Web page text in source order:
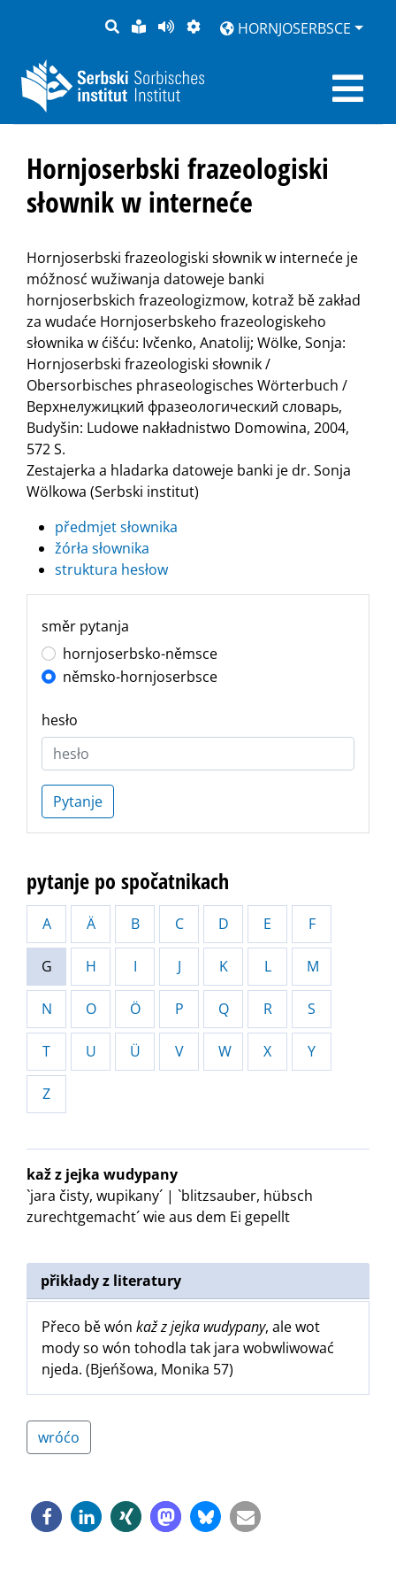
PYTANJE
LOCHKA
RĚČ
STRONU
PŘEDČITAĆ
ZWOBRAZNJENJE
HORNJOSERBSCE
Hornjoserbski frazeologiski
słownik w interneće
Hornjoserbski frazeologiski słownik w interneće je
móžnosć wužiwanja datoweje banki
hornjoserbskich frazeologizmow, kotraž bě zakład
za wudaće Hornjoserbskeho frazeologiskeho
słownika w ćišću: Ivčenko, Anatolij; Wölke, Sonja:
Hornjoserbski frazeologiski słownik /
Obersorbisches phraseologisches Wörterbuch /
Верхнелужицкий фразеологический словарь,
Budyšin: Ludowe nakładnistwo Domowina, 2004,
572 S.
Zestajerka a hladarka datoweje banki je dr. Sonja
Wölkowa (Serbski institut)
předmjet słownika
žórła słownika
struktura hesłow
směr pytanja
hornjoserbsko-němsce
němsko-hornjoserbsce
hesło
Pytanje
pytanje po spočatnikach
A Ä B C D E F
G H I J K L M
N O Ö P Q R S
T U Ü V W X Y
Z
kaž z jejka wudypany
`jara čisty, wupikany´ | `blitzsauber, hübsch
zurechtgemacht´wie aus dem Ei gepellt
přikłady z literatury
Přeco bě wón kaž z jejka wudypany, ale wot
mody so wón tohodla tak jara wobwliwować
njeda. (Bjeńšowa, Monika 57)
wróćo